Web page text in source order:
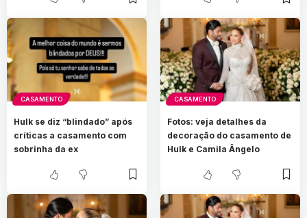
CASAMENTO
Hulk se diz “blindado” após
críticas a casamento com
sobrinha da ex
CASAMENTO
Fotos: veja detalhes da
decoração do casamento de
Hulk e Camila Ângelo